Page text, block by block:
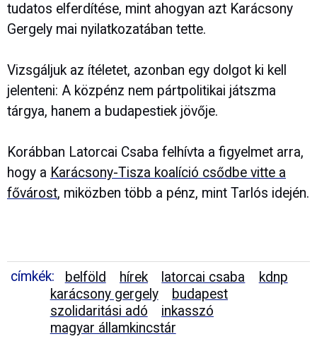
tudatos elferdítése, mint ahogyan azt Karácsony
Gergely mai nyilatkozatában tette.
Vizsgáljuk az ítéletet, azonban egy dolgot ki kell
jelenteni: A közpénz nem pártpolitikai játszma
tárgya, hanem a budapestiek jövője.
Korábban Latorcai Csaba felhívta a figyelmet arra,
hogy a Karácsony-Tisza koalíció csődbe vitte a
fővárost, miközben több a pénz, mint Tarlós idején.
címkék: belföld hírek latorcai csaba
kdnp
karácsony gergely
budapest
szolidaritási adó
inkasszó
magyar államkincstár